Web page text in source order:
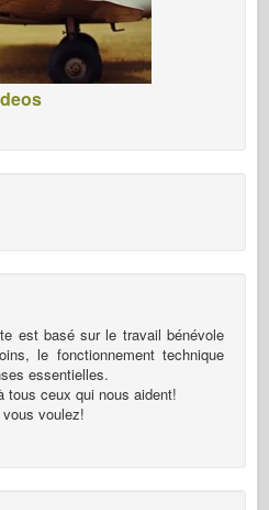
est basé sur le travail bénévole
le fonctionnement technique
essentielles.
tous ceux qui nous aident!
voulez!